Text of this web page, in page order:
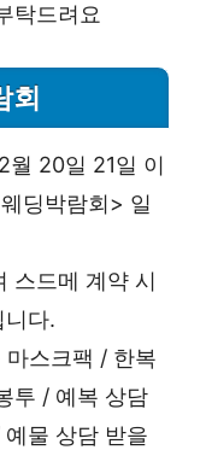
탁드려요
회
20일 21일 이
딩박람회> 일
스드메 계약 시
다.
스크팩 / 한복
투 / 예복 상담
물 상담 받을